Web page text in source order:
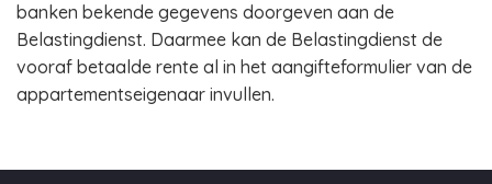
banken bekende gegevens doorgeven aan de
Belastingdienst. Daarmee kan de Belastingdienst de
vooraf betaalde rente al in het aangifteformulier van de
appartementseigenaar invullen.